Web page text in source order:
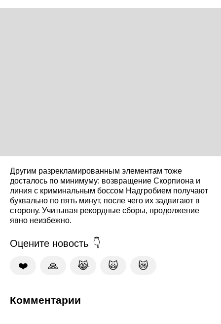
Другим разрекламированным элементам тоже
досталось по минимуму: возвращение Скорпиона и
линия с криминальным боссом Надгробием получают
буквально по пять минут, после чего их задвигают в
сторону. Учитывая рекордные сборы, продолжение
явно неизбежно.
Оцените новость
❤️ 🙏 😹 🙀 😿
Комментарии